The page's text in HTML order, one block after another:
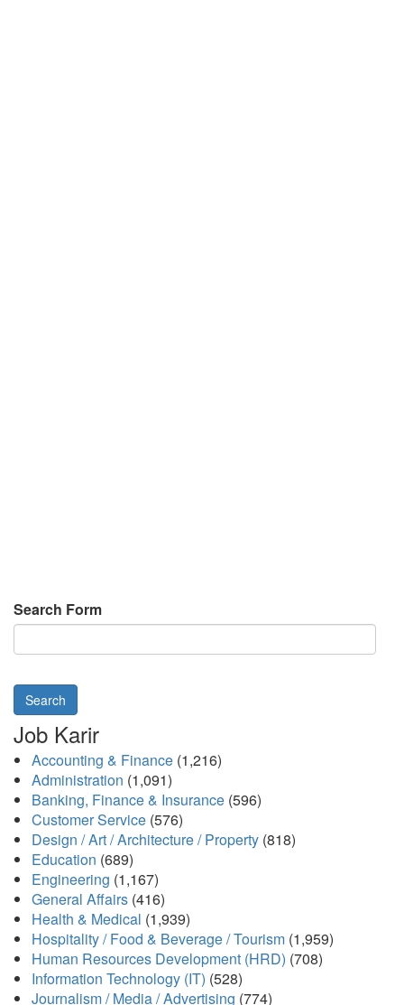
Search Form
Search
Job Karir
Accounting & Finance (1,216)
Administration (1,091)
Banking, Finance & Insurance (596)
Customer Service (576)
Design / Art / Architecture / Property (818)
Education (689)
Engineering (1,167)
General Affairs (416)
Health & Medical (1,939)
Hospitality / Food & Beverage / Tourism (1,959)
Human Resources Development (HRD) (708)
Information Technology (IT) (528)
Journalism / Media / Advertising (774)